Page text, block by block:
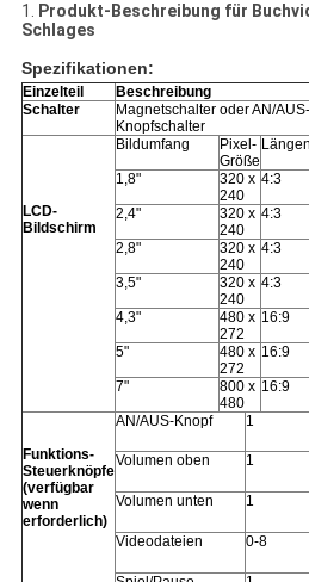
1. Produkt-Beschreibung für
Schlages
Spezifikationen:
Einzelteil Beschreibung
Schalter
Magnetschalter oder AN/AUS-
Knopfschalter
LCD-
Bildschirm
Bildumfang
Pixel-
Größe
1,8"
320 x
240
4:3
2,4"
320 x
240
4:3
2,8"
320 x
240
4:3
3,5"
320 x
240
4:3
4,3"
480 x
272
16:9
5"
480 x
272
16:9
7"
800 x
480
16:9
Funktions-
Steuerknöpfe
(verfügbar
wenn
erforderlich)
AN/AUS-Knopf 1
Volumen oben 1
Volumen unten 1
Videodateien 0-8